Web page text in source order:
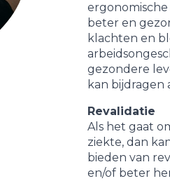
beter en
klachten en
gezondere
kan bijdragen
Revalidatie
Als het gaat
ziekte, dan
bieden van
en/of beter